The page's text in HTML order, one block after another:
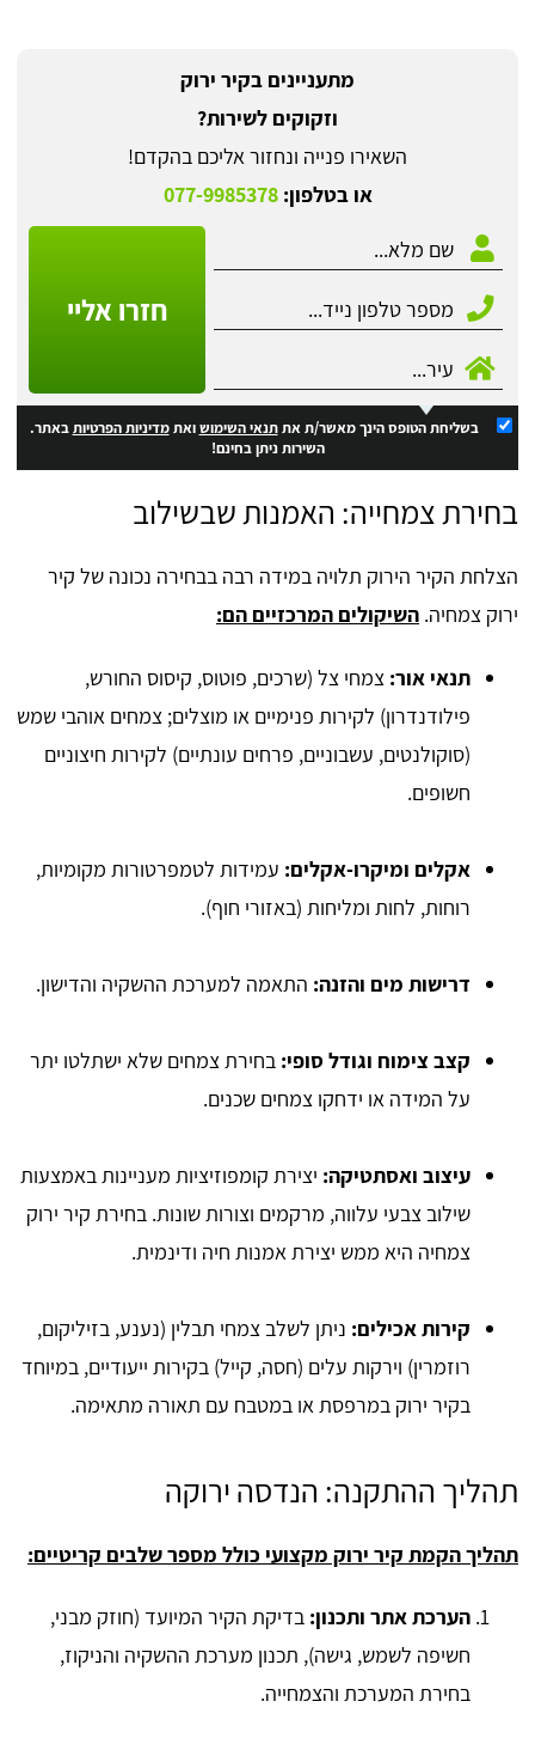
מתעניינים בקיר ירוק
וזקוקים לשירות?
השאירו פנייה ונחזור אליכם בהקדם!
או בטלפון:077-9985378
חזרו אליי
בשליחת הטופס הינך מאשר/ת אתתנאי השימושואתמדיניות הפרטיותבאתר.
השירות ניתן בחינם!
בחירת צמחייה: האמנות שבשילוב
הצלחת הקיר הירוק תלויה במידה רבה בבחירה נכונה של קיר
ירוק צמחיה. השיקולים המרכזיים הם:
תנאי אור: צמחי צל (שרכים, פוטוס, קיסוס החורש,
פילודנדרון) לקירות פנימיים או מוצלים; צמחים אוהבי שמש
(סוקולנטים, עשבוניים, פרחים עונתיים) לקירות חיצוניים
חשופים.
אקלים ומיקרו-אקלים: עמידות לטמפרטורות מקומיות,
רוחות, לחות ומליחות (באזורי חוף).
דרישות מים והזנה: התאמה למערכת ההשקיה והדישון.
קצב צימוח וגודל סופי: בחירת צמחים שלא ישתלטו יתר
על המידה או ידחקו צמחים שכנים.
עיצוב ואסתטיקה: יצירת קומפוזיציות מעניינות באמצעות
שילוב צבעי עלווה, מרקמים וצורות שונות. בחירת קיר ירוק
צמחיה היא ממש יצירת אמנות חיה ודינמית.
קירות אכילים: ניתן לשלב צמחי תבלין (נענע, בזיליקום,
רוזמרין) וירקות עלים (חסה, קייל) בקירות ייעודיים, במיוחד
בקיר ירוק במרפסת או במטבח עם תאורה מתאימה.
תהליך ההתקנה: הנדסה ירוקה
תהליך הקמת קיר ירוק מקצועי כולל מספר שלבים קריטיים:
הערכת אתר ותכנון: בדיקת הקיר המיועד (חוזק מבני,
חשיפה לשמש, גישה), תכנון מערכת ההשקיה והניקוז,
בחירת המערכת והצמחייה.